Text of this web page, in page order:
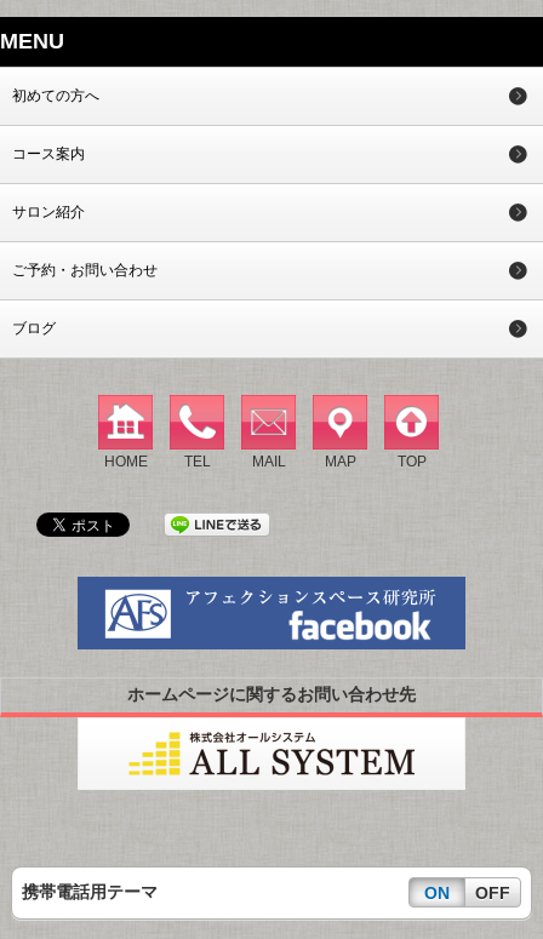
MENU
初めての方へ
コース案内
サロン紹介
ご予約・お問い合わせ
ブログ
HOME TEL MAIL MAP TOP
ホームページに関するお問い合わせ先
携帯電話用テーマ ON OFF